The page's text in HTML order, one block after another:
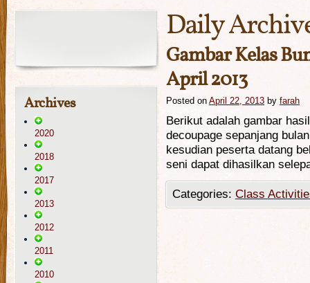
Daily
Gambar Kelas
April 2013
Posted on April 22, 2013 by farah
Berikut adalah gambar
decoupage sepanjang
kesudian peserta datang
seni dapat dihasilkan
Categories: Class
Archives
2020
2018
2017
2013
2012
2011
2010